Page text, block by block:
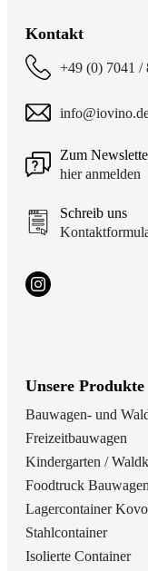
Kontakt
+49 (0) 7041 /
Zum
hier anmelden
Schreib uns
Unsere Produkte
Bauwagen- und
Freizeitbauwagen
Kindergarten /
Foodtruck Bauwagen
Lagercontainer
Stahlcontainer
Isolierte Container